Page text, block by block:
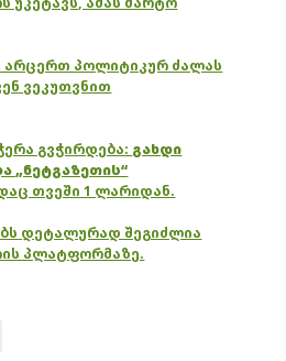
არცერთ პოლიტიკურ ძალას
ვეკუთვნით
გვჭირდება: გახდი
„ნეტგაზეთის“
თვეში 1 ლარიდან.
დეტალურად შეგიძლია
პლატფორმაზე.